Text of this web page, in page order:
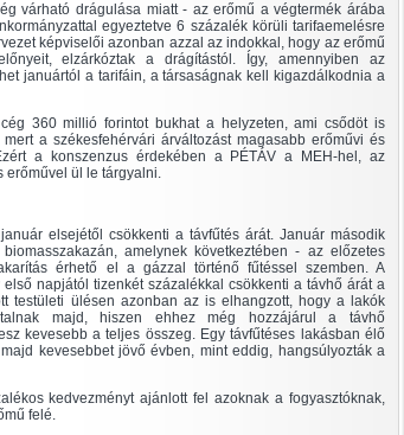
várható drágulása miatt - az erőmű a végtermék árába
egyeztetve 6 százalék körüli tarifaemelésre
képviselői azonban azzal az indokkal, hogy az erőmű
elzárkóztak a drágítástól. Így, amennyiben az
januártól a tarifáin, a társaságnak kell kigazdálkodnia a
360 millió forintot bukhat a helyzeten, ami csődöt is
a székesfehérvári árváltozást magasabb erőművi és
a konszenzus érdekében a PÉTÁV a MEH-hel, az
erőművel ül le tárgyalni.
elsejétől csökkenti a távfűtés árát. Január második
amelynek következtében - az előzetes
érhető el a gázzal történő fűtéssel szemben. A
napjától tizenkét százalékkal csökkenti a távhő árát a
testületi ülésen azonban az is elhangzott, hogy a lakók
majd, hiszen ehhez még hozzájárul a távhő
kevesebb a teljes összeg. Egy távfűtéses lakásban élő
kevesebbet jövő évben, mint eddig, hangsúlyozták a
kedvezményt ajánlott fel azoknak a fogyasztóknak,
felé.